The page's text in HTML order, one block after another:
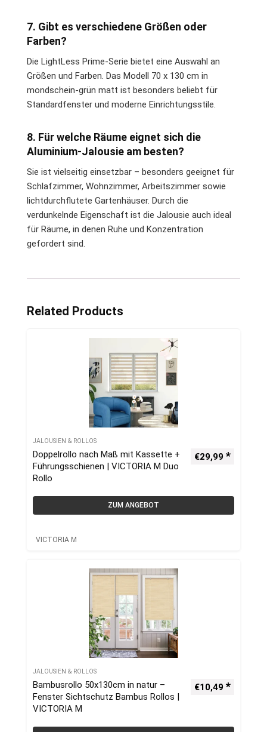
7. Gibt es verschiedene Größen oder
Farben?
Die LightLess Prime-Serie bietet eine Auswahl an
Größen und Farben. Das Modell 70 x 130 cm in
mondschein-grün matt ist besonders beliebt für
Standardfenster und moderne Einrichtungsstile.
8. Für welche Räume eignet sich die
Aluminium-Jalousie am besten?
Sie ist vielseitig einsetzbar – besonders geeignet für
Schlafzimmer, Wohnzimmer, Arbeitszimmer sowie
lichtdurchflutete Gartenhäuser. Durch die
verdunkelnde Eigenschaft ist die Jalousie auch ideal
für Räume, in denen Ruhe und Konzentration
gefordert sind.
Related Products
JALOUSIEN & ROLLOS
Doppelrollo nach Maß mit Kassette +
Führungsschienen | VICTORIA M Duo
Rollo
€29,99
ZUM ANGEBOT
VICTORIA M
JALOUSIEN & ROLLOS
Bambusrollo 50x130cm in natur –
Fenster Sichtschutz Bambus Rollos |
VICTORIA M
€10,49